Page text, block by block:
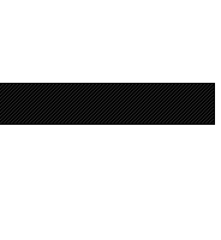
ても、そのEメールアドレ